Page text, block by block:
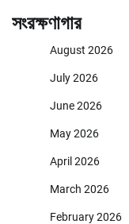
সংরক্ষণাগার
August 2026
July 2026
June 2026
May 2026
April 2026
March 2026
February 2026